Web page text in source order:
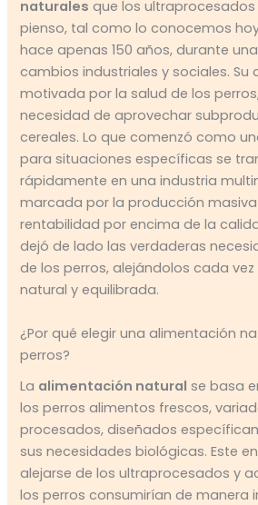
naturales que los ultraprocesados
pienso, tal como lo conocemos
hace apenas 150 años, durante
cambios industriales y sociales. Su
motivada por la salud de los
necesidad de aprovechar
cereales. Lo que comenzó como
para situaciones específicas se
rápidamente en una industria
marcada por la producción
rentabilidad por encima de la
dejó de lado las verdaderas
de los perros, alejándolos cada
natural y equilibrada.
¿Por qué elegir una alimentación
perros?
La alimentación natural se basa
los perros alimentos frescos,
procesados, diseñados
sus necesidades biológicas. Este
alejarse de los ultraprocesados y
los perros consumirían de manera